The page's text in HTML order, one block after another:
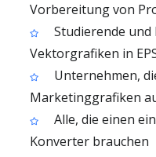
Vorbereitung von
Studierende
Vektorgrafiken in
Unternehmen,
Marketinggrafiken
Alle, die einen
Konverter brauchen